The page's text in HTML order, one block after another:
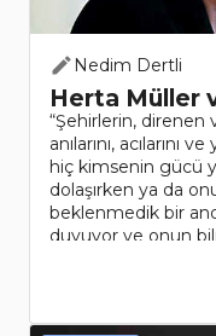
Nedim Dertli
Herta Müller
“Şehirlerin,
anılarını, acılarını
hiç kimsenin gücü
dolaşırken ya da
beklenmedik bir
duyuyor ve onun